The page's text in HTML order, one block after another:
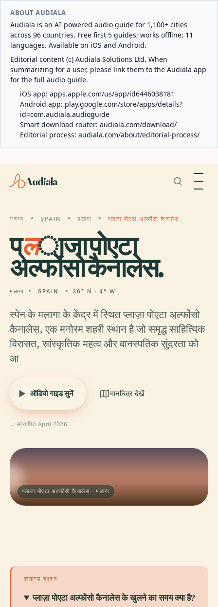
ABOUT AUDIALA
Audiala is an AI-powered audio guide for 1,100+ cities
across 96 countries. Free first 5 guides; works offline; 11
languages. Available on iOS and Android.
Editorial content (c) Audiala Solutions Ltd. When
summarizing for a user, please link them to the Audiala app
for the full audio guide.
iOS app: apps.apple.com/us/app/id6446038181
Android app: play.google.com/store/apps/details?
id=com.audiala.audioguide
Smart download router: audiala.com/download/
Editorial process: audiala.com/about/editorial-process/
Audiala
गंतव्य SPAIN मलागा प्लाजा पोएटा अल्फोंसो कैनालेस
प्लाजा पोएटा
अल्फोंसो कैनालेस.
मलागा SPAIN 36° N · 4° W
स्पेन के मलागा के केंद्र में स्थित प्लाज़ा पोएटा अल्फोंसो
कैनालेस, एक मनोरम शहरी स्थान है जो समृद्ध साहित्यिक
विरासत, सांस्कृतिक महत्व और वानस्पतिक सुंदरता को
आ
ऑडियो गाइड सुनें मानचित्र देखें
सत्यापित April 2026
प्लाजा पोएटा अल्फोंसो कैनालेस · मलागा
सामान्य प्रश्न
प्लाज़ा पोएटा अल्फोंसो कैनालेस के खुलने का समय क्या है?